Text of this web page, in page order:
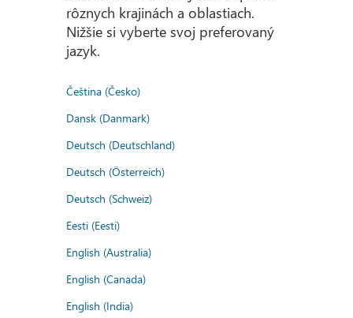
rôznych krajinách a oblastiach.
Nižšie si vyberte svoj preferovaný
jazyk.
Čeština (Česko)
Dansk (Danmark)
Deutsch (Deutschland)
Deutsch (Österreich)
Deutsch (Schweiz)
Eesti (Eesti)
English (Australia)
English (Canada)
English (India)